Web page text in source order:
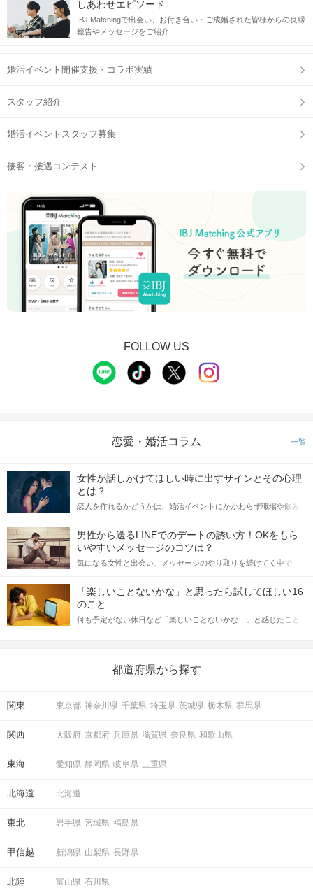
しあわせエピソード
IBJ Matchingで出会い、お付き合い・ご成婚された皆様からの良縁
報告やメッセージをご紹介
婚活イベント開催支援・コラボ実績
スタッフ紹介
婚活イベントスタッフ募集
接客・接遇コンテスト
FOLLOW US
恋愛・婚活コラム 一覧
女性が話しかけてほしい時に出すサインとその心理
とは？
恋人を作れるかどうかは、婚活イベントにかかわらず職場や飲み
てアプローチできるかにも左右されます。 これから恋人作りを本
格的に始めようとしている方は、女性が異性を求めて出すサイン
をしっかりと理解し、正しい行動に移せるかどうかが重要。 この
記事では、女性が話しかけて欲しい時に出すサインとその心理を
合にどのような行動に繋げるべきかをご紹介していきます。
男性から送るLINEでのデートの誘い方！OKをもら
いやすいメッセージのコツは？
気になる女性と出会い、メッセージのやり取りを続けてく中で
しかし、中には「どう誘ったらいいの？」とお困りの男性もいら
っしゃるのではないでしょうか。 そこで今回は、男性から女性へ
送るLINEでのデートの誘い方のコツをご紹介します。例文も混じ
えながら解説するので、ぜひ参考にしてください。
「楽しいことないかな」と思ったら試してほしい16
のこと
何も予定がない休日など「楽しいことないかな…」と感じたこと
の楽しいことアイデアを集めました♪ いままさに楽しいことを探し
都道府県から探す
関東 東京都 神奈川県 千葉県 埼玉県 茨城県 栃木県 群馬県
関西 大阪府 京都府 兵庫県 滋賀県 奈良県 和歌山県
東海 愛知県 静岡県 岐阜県 三重県
北海道 北海道
東北 岩手県 宮城県 福島県
甲信越 新潟県 山梨県 長野県
北陸 富山県 石川県